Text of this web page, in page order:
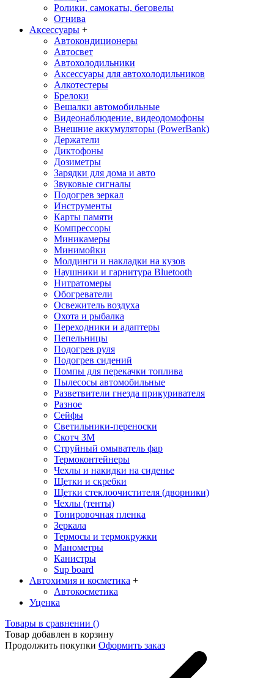
Ролики, самокаты, беговелы
Огнива
Аксессуары +
Автокондиционеры
Aвтосвет
Автохолодильники
Аксессуары для автохолодильников
Алкотестеры
Брелоки
Вешалки автомобильные
Видеонаблюдение, видеодомофоны
Внешние аккумуляторы (PowerBank)
Держатели
Диктофоны
Дозиметры
Зарядки для дома и авто
Звуковые сигналы
Подогрев зеркал
Инструменты
Карты памяти
Компрессоры
Миникамеры
Минимойки
Молдинги и накладки на кузов
Наушники и гарнитура Bluetooth
Нитратомеры
Обогреватели
Освежитель воздуха
Охота и рыбалка
Переходники и адаптеры
Пепельницы
Подогрев руля
Подогрев сидений
Помпы для перекачки топлива
Пылесосы автомобильные
Разветвители гнезда прикуривателя
Разное
Сейфы
Светильники-переноски
Скотч 3М
Струйный омыватель фар
Термоконтейнеры
Чехлы и накидки на сиденье
Щетки и скребки
Щетки стеклоочистителя (дворники)
Чехлы (тенты)
Тонировочная пленка
Зеркалa
Термосы и термокружки
Манометры
Канистры
Sup board
Автохимия и косметика +
Автокосметика
Уценка
Товары в сравнении ()
Товар добавлен в корзину
Продолжить покупки Оформить заказ